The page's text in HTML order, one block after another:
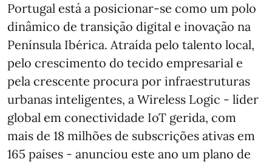
Portugal está a posicionar-se como um polo
dinâmico de transição digital e inovação na
Península Ibérica. Atraída pelo talento local,
pelo crescimento do tecido empresarial e
pela crescente procura por infraestruturas
urbanas inteligentes, a Wireless Logic - líder
global em conectividade IoT gerida, com
mais de 18 milhões de subscrições ativas em
165 países - anunciou este ano um plano de